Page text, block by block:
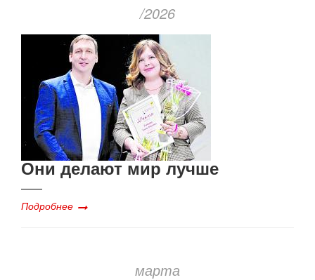
/2026
Они делают мир лучше
Подробнее
марта